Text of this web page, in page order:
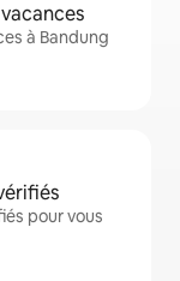
à Bandung
pour vous